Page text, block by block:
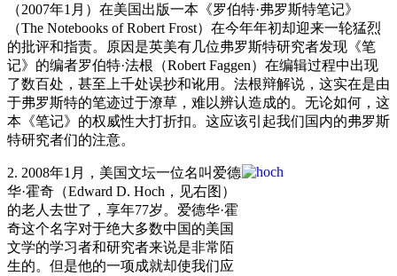
（2007年1月）在美国出版一本《罗伯特·弗罗斯特笔记》
（The Notebooks of Robert Frost）在今年年初却迎来一轮猛烈
的批评和指责。原因是英美有几位弗罗斯特研究者发现《笔
记》的编者罗伯特·法根（Robert Faggen）在编辑过程中出现
了数百处，甚至上千处误抄和讹用。法根辩解说，这实在是由
于弗罗斯特的笔迹过于潦草，难以辨认造成的。无论如何，这
本《笔记》的权威性大打折扣。这应该引起我们国内的弗罗斯
特研究者们的注意。
2. 2008年1月，美国文坛一位名叫爱德
华·霍奇（Edward D. Hoch，见右图）
的老人去世了，享年77岁。爱德华·霍
奇这个名字对于绝大多数中国的美国
文学的学习者和研究者来说是非常陌
生的。但是他的一项成就却使我们应